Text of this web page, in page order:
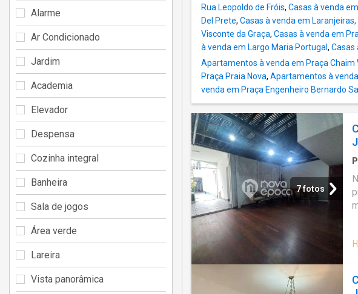
Rua Leopoldo de Fróis, Casas à venda
Del Prete, Casas à venda em
Visconte da Graça, Casas à venda em
à venda em Largo Maria Portugal , Casas
Apartamentos à venda em Praça Chaim
Praça Praia Nova, Apartamentos à
venda em Praça Engenheiro Bernardo
7 fotos
Alarme
Ar Condicionado
Jardim
Academia
Elevador
Despensa
Cozinha integral
Banheira
Sala de jogos
Área verde
Lareira
Vista panorâmica